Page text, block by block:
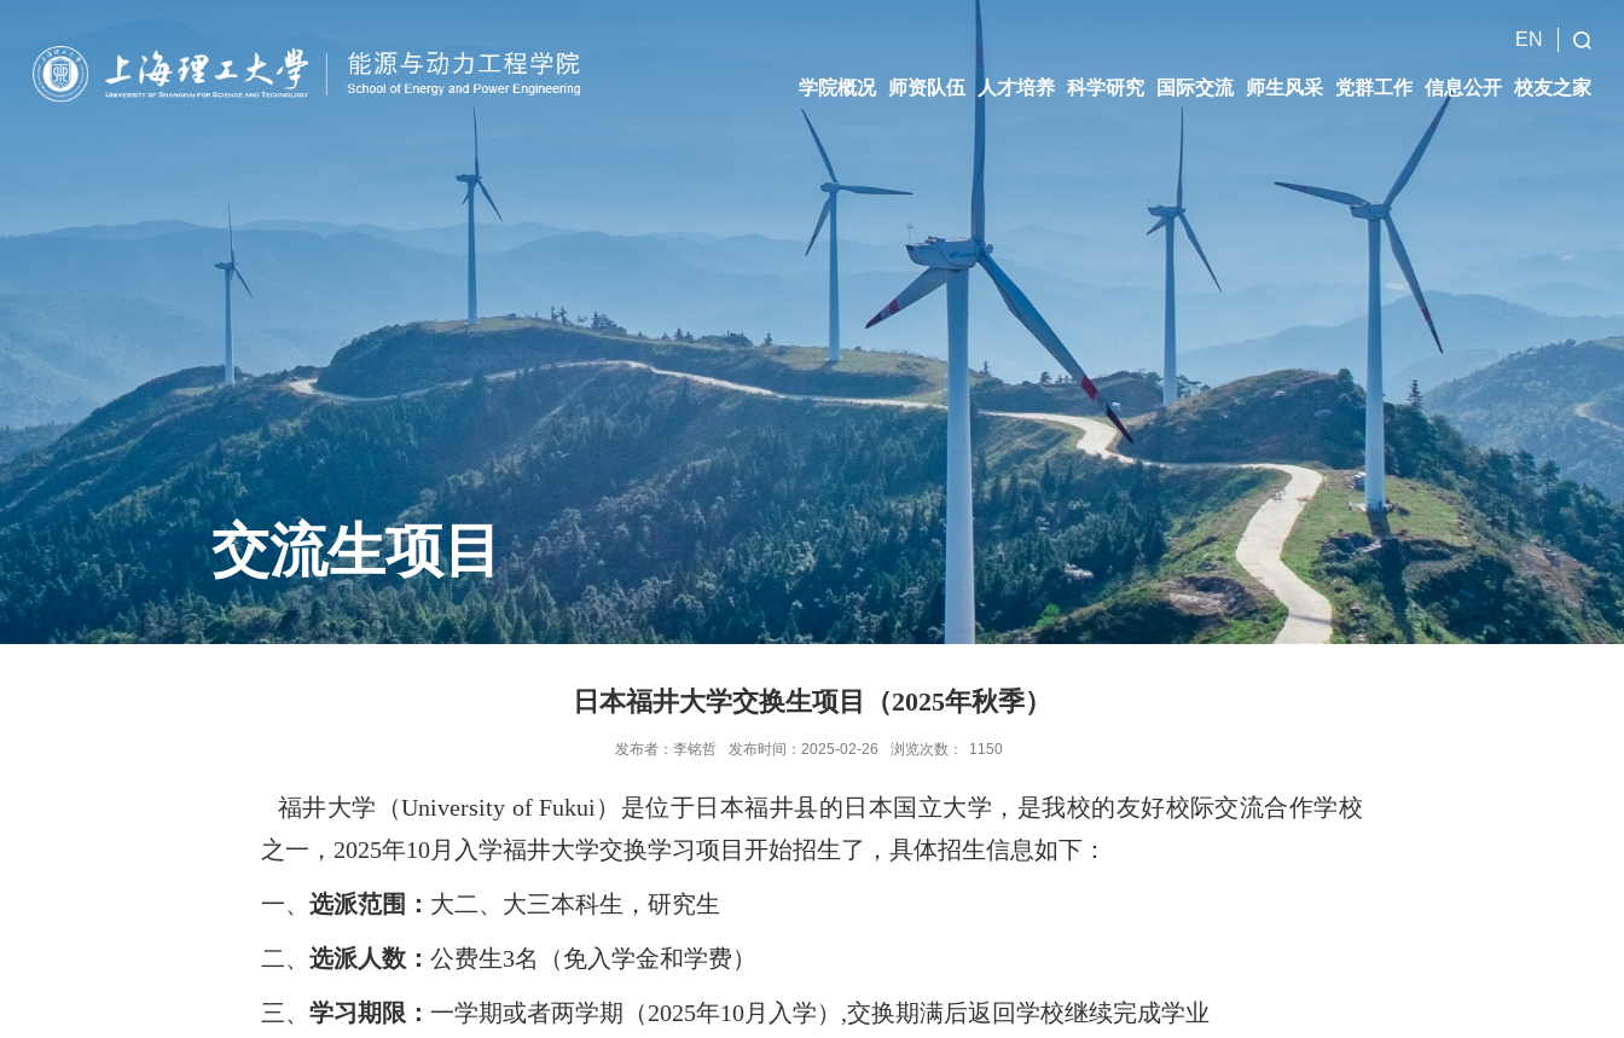
EN
学院概况 师资队伍 人才培养 科学研究 国际交流 师生风采 党群工作 信息公开 校友之家
交流生项目
日本福井大学交换生项目（2025年秋季）
发布者：李铭哲 发布时间：2025-02-26 浏览次数： 1150
福井大学 （University of Fukui）是位于日本福井县的 日本国立大学 ， 是我校的友好校际交流合作学校
之一 ， 2025年10月入学福井大学交换学习项目开始招生了，具体招生信息如下：
一、选派范围： 大二、大三本科生，研究生
二、选派人数：公费生3名（免入学金和学费）
三、学习期限： 一学期或者两学期（2025年10月入学） ,交换期满后返回学校继续完成学业